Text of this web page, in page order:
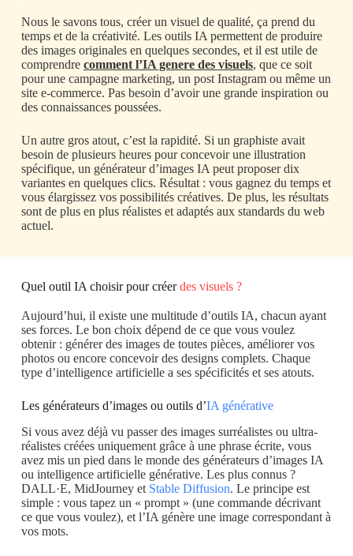
Nous le savons tous, créer un visuel de qualité, ça prend du
temps et de la créativité. Les outils IA permettent de produire
des images originales en quelques secondes, et il est utile de
comprendre comment l’IA genere des visuels, que ce soit
pour une campagne marketing, un post Instagram ou même un
site e-commerce. Pas besoin d’avoir une grande inspiration ou
des connaissances poussées.
Un autre gros atout, c’est la rapidité. Si un graphiste avait
besoin de plusieurs heures pour concevoir une illustration
spécifique, un générateur d’images IA peut proposer dix
variantes en quelques clics. Résultat : vous gagnez du temps et
vous élargissez vos possibilités créatives. De plus, les résultats
sont de plus en plus réalistes et adaptés aux standards du web
actuel.
Quel outil IA choisir pour créerdes visuels ?
Aujourd’hui, il existe une multitude d’outils IA, chacun ayant
ses forces. Le bon choix dépend de ce que vous voulez
obtenir : générer des images de toutes pièces, améliorer vos
photos ou encore concevoir des designs complets. Chaque
type d’intelligence artificielle a ses spécificités et ses atouts.
Les générateurs d’images ou outils d’IA générative
Si vous avez déjà vu passer des images surréalistes ou ultra-
réalistes créées uniquement grâce à une phrase écrite, vous
avez mis un pied dans le monde des générateurs d’images IA
ou intelligence artificielle générative. Les plus connus ?
DALL·E, MidJourney et Stable Diffusion. Le principe est
simple : vous tapez un « prompt » (une commande décrivant
ce que vous voulez), et l’IA génère une image correspondant à
vos mots.